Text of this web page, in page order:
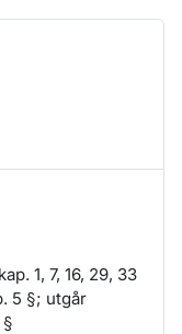
1, 7, 16, 29, 33
5 §; utgår